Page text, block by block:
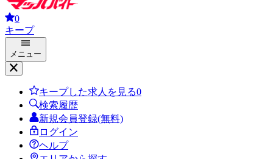
0
キープ
メニュー
キープした求人を見る0
検索履歴
新規会員登録(無料)
ログイン
ヘルプ